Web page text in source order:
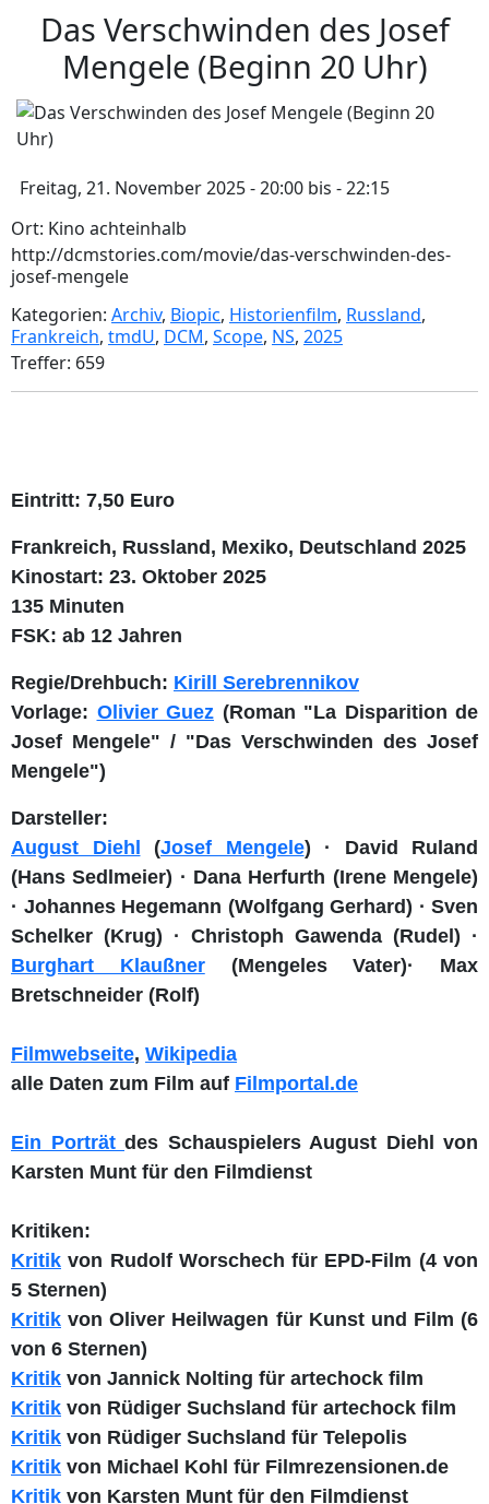
Das Verschwinden des Josef
Mengele (Beginn 20 Uhr)
Freitag, 21. November 2025 - 20:00 bis - 22:15
Ort: Kino achteinhalb
http://dcmstories.com/movie/das-verschwinden-des-
josef-mengele
Kategorien: Archiv, Biopic, Historienfilm, Russland,
Frankreich, tmdU, DCM, Scope, NS, 2025
Treffer: 659
Eintritt: 7,50 Euro
Frankreich, Russland, Mexiko, Deutschland 2025
Kinostart: 23. Oktober 2025
135 Minuten
FSK: ab 12 Jahren
Regie/Drehbuch: Kirill Serebrennikov
Vorlage: Olivier Guez (Roman "La Disparition de
Josef Mengele" / "Das Verschwinden des Josef
Mengele")
Darsteller:
August Diehl
(Josef Mengele) · David Ruland
(Hans Sedlmeier) · Dana Herfurth (Irene Mengele)
· Johannes Hegemann (Wolfgang Gerhard) · Sven
Schelker (Krug) · Christoph Gawenda (Rudel) ·
Burghart Klaußner(Mengeles Vater)· Max
Bretschneider (Rolf)
Filmwebseite, Wikipedia
alle Daten zum Film auf Filmportal.de
Ein Porträt des Schauspielers August Diehl von
Karsten Munt für den Filmdienst
Kritiken:
Kritik von Rudolf Worschech für EPD-Film (4 von
5 Sternen)
Kritik von Oliver Heilwagen für Kunst und Film (6
von 6 Sternen)
Kritik von Jannick Nolting für artechock film
Kritik von Rüdiger Suchsland für artechock film
Kritik von Rüdiger Suchsland für Telepolis
Kritik von Michael Kohl für Filmrezensionen.de
Kritik von Karsten Munt für den Filmdienst